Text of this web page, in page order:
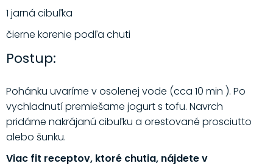
1 jarná cibuľka
čierne korenie podľa chuti
Postup:
Pohánku uvaríme v osolenej vode (cca 10 min ). Po
vychladnutí premiešame jogurt s tofu. Navrch
pridáme nakrájanú cibuľku a orestované prosciutto
alebo šunku.
Viac fit receptov, ktoré chutia, nájdete v